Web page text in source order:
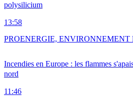
polysilicium
13:58
Incendies en Europe : les flammes
nord
11:46
PROENERGIE, ENVIRONNEMENT